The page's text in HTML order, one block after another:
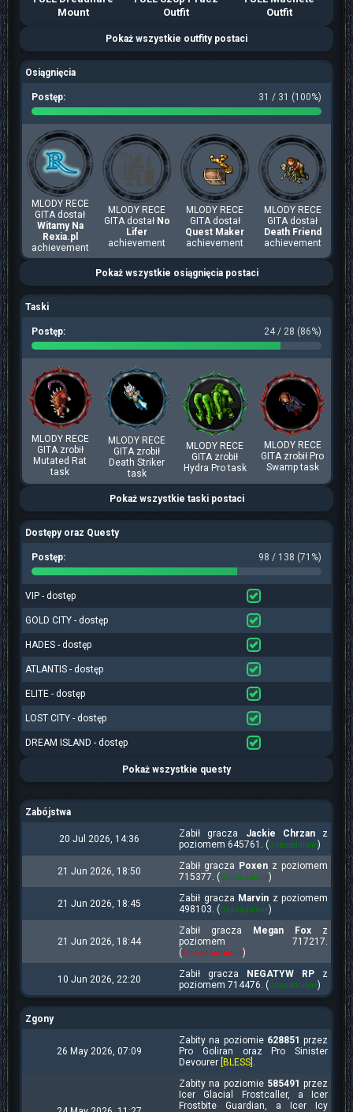
Mount
Outfit
Outfit
Pokaż wszystkie outfity postaci
Osiągnięcia
Postęp: 31 / 31 (100%)
MLODY RECE
GITA dostał
Witamy Na
Rexia.pl
achievement
MLODY RECE
GITA dostał No
Lifer
achievement
MLODY RECE
GITA dostał
Quest Maker
achievement
MLODY RECE
GITA dostał
Death Friend
achievement
Pokaż wszystkie osiągnięcia postaci
Taski
Postęp: 24 / 28 (86%)
MLODY RECE
GITA zrobił
Mutated Rat
task
MLODY RECE
GITA zrobił
Death Striker
task
MLODY RECE
GITA zrobił
Hydra Pro task
MLODY RECE
GITA zrobił Pro
Swamp task
Pokaż wszystkie taski postaci
Dostępy oraz Questy
Postęp: 98 / 138 (71%)
VIP - dostęp
GOLD CITY - dostęp
HADES - dostęp
ATLANTIS - dostęp
ELITE - dostęp
LOST CITY - dostęp
DREAM ISLAND - dostęp
Pokaż wszystkie questy
Zabójstwa
20 Jul 2026, 14:36 Zabił gracza Jackie Chrzanz
poziomem 645761. ( Uzasadnione)
21 Jun 2026, 18:50 Zabił gracza Poxen z poziomem
715377. ( Uzasadnione)
21 Jun 2026, 18:45 Zabił gracza Marvin z poziomem
498103. ( Uzasadnione)
21 Jun 2026, 18:44
Zabił gracza Megan Fox z
poziomem 717217.
( Nieuzasadnione)
10 Jun 2026, 22:20 Zabił gracza NEGATYW RP z
poziomem 714476. ( Uzasadnione)
Zgony
26 May 2026, 07:09
Zabity na poziomie 628851 przez
Pro Goliran oraz Pro Sinister
Devourer [BLESS] .
Zabity na poziomie 585491 przez
Icer Glacial Frostcaller, a Icer
Frostbite Guardian, a Icer Icy